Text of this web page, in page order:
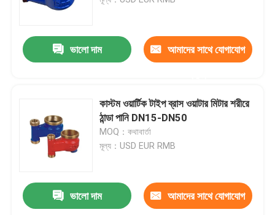
ব্রোঞ্জ ভালভ
লিড ফ্রি ভালভ
ভালো দাম আমাদের সাথে যোগাযোগ
কাস্টম ওয়ার্টিক টাইপ ব্রাস ওয়াটার মিটার শরীরে
ঠান্ডা পানি DN15-DN50
MOQ：কথাবার্তা
মূল্য：USD EUR RMB
ভালো দাম আমাদের সাথে যোগাযোগ